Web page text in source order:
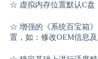
☆ 虚拟内存位置默认C盘
☆ 增强的《系统百宝箱
置，如：修改OEM信息